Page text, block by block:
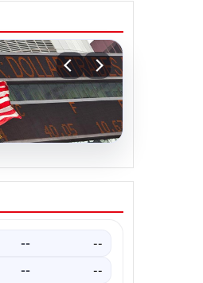
ne zaman
Nisan ayı
-- --
-- --